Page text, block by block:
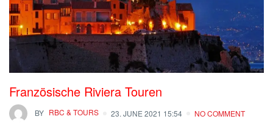
Französische Riviera Touren
BY RBC & TOURS 23. JUNE 2021 15:54 NO COMMENT